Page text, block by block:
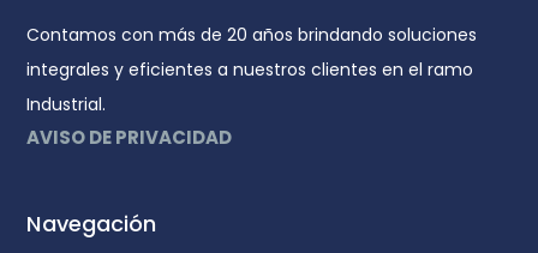
Contamos con más de 20 años brindando soluciones
integrales y eficientes a nuestros clientes en el ramo
Industrial.
AVISO DE PRIVACIDAD
Navegación